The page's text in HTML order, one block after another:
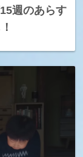
週のあらす